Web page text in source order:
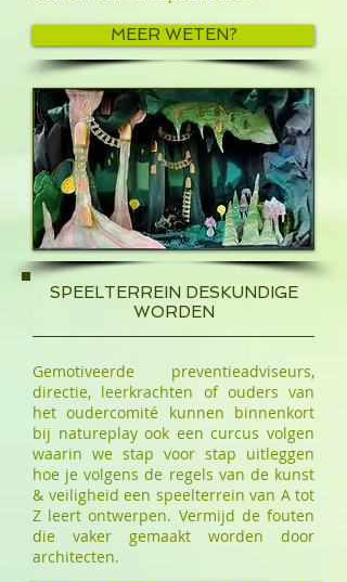
MEER WETEN?
SPEELTERREIN DESKUNDIGE
WORDEN
Gemotiveerde preventieadviseurs,
directie, leerkrachten of ouders van
het oudercomité kunnen binnenkort
bij natureplay ook een curcus volgen
waarin we stap voor stap uitleggen
hoe je volgens de regels van de kunst
& veiligheid een speelterrein van A tot
Z leert ontwerpen. Vermijd de fouten
die vaker gemaakt worden door
architecten.